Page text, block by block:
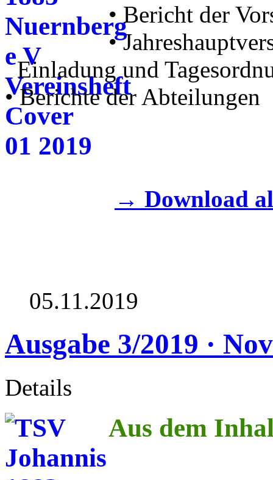
• Bericht der
•
Einladung und
• Berichte der Abteilungen
→ Download
05.11.2019
Ausgabe 3/2019 ·
Details
Aus dem